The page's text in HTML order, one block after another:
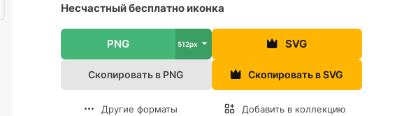
Несчастный бесплатно иконка
PNG 512px SVG
Скопировать в PNG Скопировать в SVG
Другие форматы Добавить в коллекцию